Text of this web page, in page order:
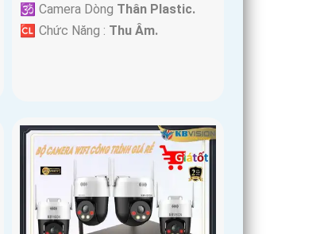
🕉️ Camera Dòng Thân Plastic.
️🆑 Chức Năng : Thu Âm.